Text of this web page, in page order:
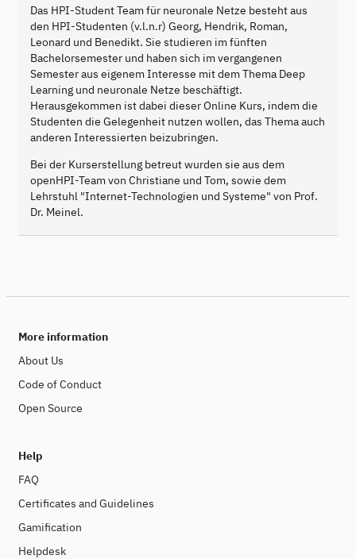
Das HPI-Student Team für neuronale Netze besteht aus
den HPI-Studenten (v.l.n.r) Georg, Hendrik, Roman,
Leonard und Benedikt. Sie studieren im fünften
Bachelorsemester und haben sich im vergangenen
Semester aus eigenem Interesse mit dem Thema Deep
Learning und neuronale Netze beschäftigt.
Herausgekommen ist dabei dieser Online Kurs, indem die
Studenten die Gelegenheit nutzen wollen, das Thema auch
anderen Interessierten beizubringen.
Bei der Kurserstellung betreut wurden sie aus dem
openHPI-Team von Christiane und Tom, sowie dem
Lehrstuhl "Internet-Technologien und Systeme" von Prof.
Dr. Meinel.
More information
About Us
Code of Conduct
Open Source
Help
FAQ
Certificates and Guidelines
Gamification
Helpdesk